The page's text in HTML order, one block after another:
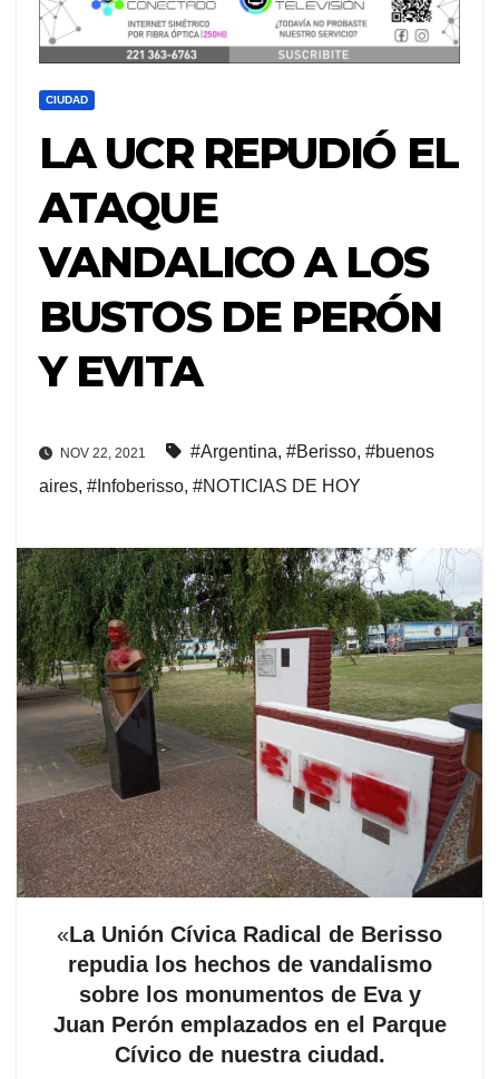
CIUDAD
LA UCR REPUDIÓ EL
ATAQUE
VANDALICO A LOS
BUSTOS DE PERÓN
Y EVITA
NOV 22, 2021 #Argentina, #Berisso, #buenos
aires, #Infoberisso, #NOTICIAS DE HOY
«La Unión Cívica Radical de Berisso
repudia los hechos de vandalismo
sobre los monumentos de Eva y
Juan Perón emplazados en el Parque
Cívico de nuestra ciudad.